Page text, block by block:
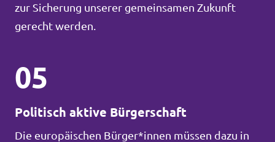
zur Sicherung unserer gemeinsamen Zukunft
gerecht werden.
05
Politisch aktive Bürgerschaft
Die europäischen Bürger*innen müssen dazu in